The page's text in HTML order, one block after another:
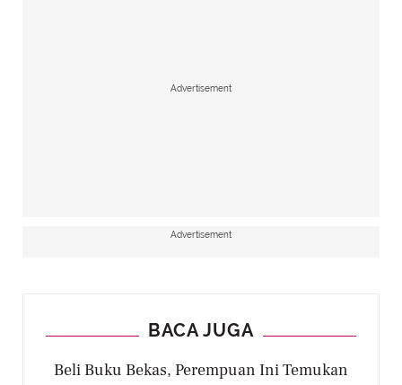
Advertisement
Advertisement
BACA JUGA
Beli Buku Bekas, Perempuan Ini Temukan